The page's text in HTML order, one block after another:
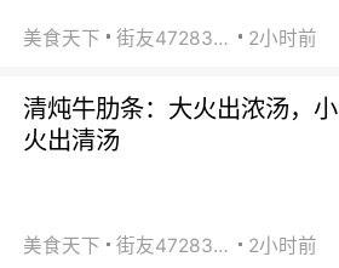
美食天下 街友472838572 2小时前
清炖牛肋条：大火出浓汤，小
火出清汤
美食天下 街友472838572 2小时前